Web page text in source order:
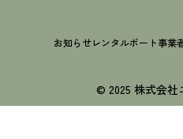
お知らせレンタルボート事業
© 2025 株式会社